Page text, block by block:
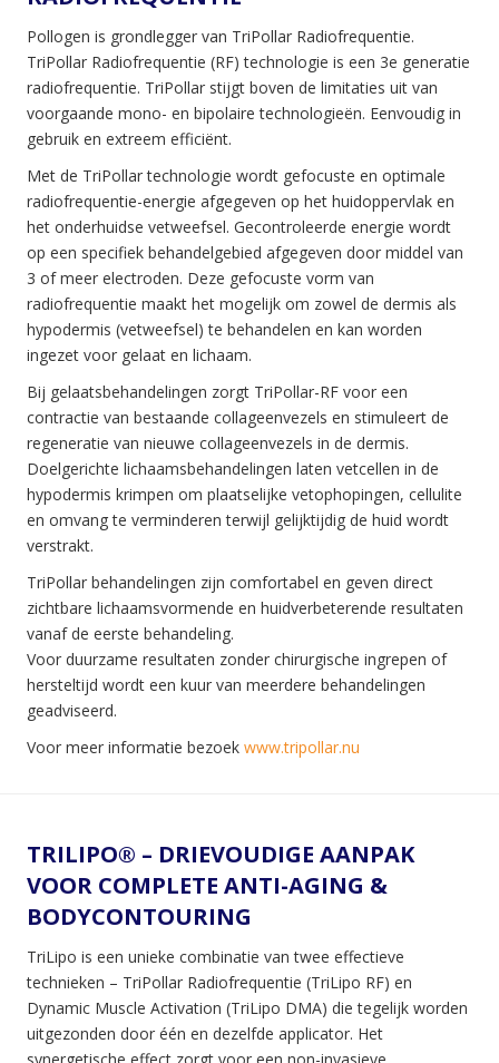
Pollogen is grondlegger van TriPollar Radiofrequentie.
TriPollar Radiofrequentie (RF) technologie is een 3e generatie
radiofrequentie. TriPollar stijgt boven de limitaties uit van
voorgaande mono- en bipolaire technologieën. Eenvoudig in
gebruik en extreem efficiënt.
Met de TriPollar technologie wordt gefocuste en optimale
radiofrequentie-energie afgegeven op het huidoppervlak en
het onderhuidse vetweefsel. Gecontroleerde energie wordt
op een specifiek behandelgebied afgegeven door middel van
3 of meer electroden. Deze gefocuste vorm van
radiofrequentie maakt het mogelijk om zowel de dermis als
hypodermis (vetweefsel) te behandelen en kan worden
ingezet voor gelaat en lichaam.
Bij gelaatsbehandelingen zorgt TriPollar-RF voor een
contractie van bestaande collageenvezels en stimuleert de
regeneratie van nieuwe collageenvezels in de dermis.
Doelgerichte lichaamsbehandelingen laten vetcellen in de
hypodermis krimpen om plaatselijke vetophopingen, cellulite
en omvang te verminderen terwijl gelijktijdig de huid wordt
verstrakt.
TriPollar behandelingen zijn comfortabel en geven direct
zichtbare lichaamsvormende en huidverbeterende resultaten
vanaf de eerste behandeling.
Voor duurzame resultaten zonder chirurgische ingrepen of
hersteltijd wordt een kuur van meerdere behandelingen
geadviseerd.
Voor meer informatie bezoek www.tripollar.nu
TRILIPO® – DRIEVOUDIGE AANPAK
VOOR COMPLETE ANTI-AGING &
BODYCONTOURING
TriLipo is een unieke combinatie van twee effectieve
technieken – TriPollar Radiofrequentie (TriLipo RF) en
Dynamic Muscle Activation (TriLipo DMA) die tegelijk worden
uitgezonden door één en dezelfde applicator. Het